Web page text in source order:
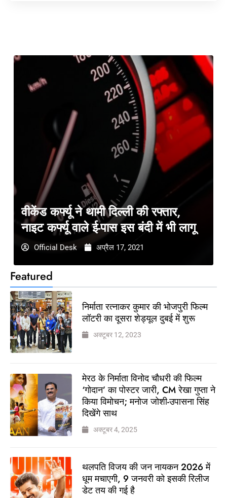
Featured
निर्माता रत्नाकर कुमार की भोजपुरी फिल्म
लॉटरी का दूसरा शेड्यूल दुबई में शुरू
अक्टूबर 12, 2023
मेरठ के निर्माता विनोद चौधरी की फिल्म
‘गोदान’ का पोस्टर जारी, CM रेखा गुप्ता ने
किया विमोचन; मनोज जोशी-उपासना सिंह
दिखेंगे साथ
अक्टूबर 4, 2025
थलपति विजय की जन नायकन 2026 में
धूम मचाएगी, 9 जनवरी को इसकी रिलीज
डेट तय की गई है
वीकेंड कर्फ्यू ने थामी दिल्ली की रफ्तार,
नाइट कर्फ्यू वाले ई-पास इस बंदी में भी लागू
Official Desk अप्रैल 17, 2021